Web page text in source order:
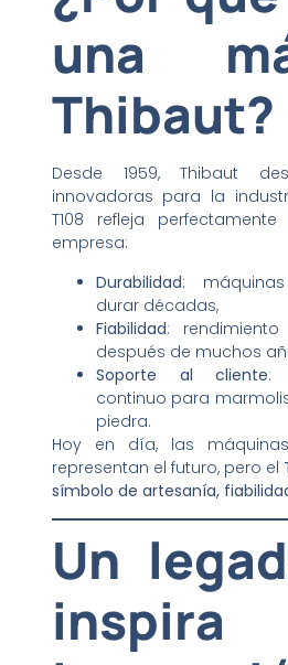
una
Thibaut?
Desde 1959, Thibaut
innovadoras para la
T108 refleja
empresa:
Durabilidad:
durar décadas,
Fiabilidad:
después de muchos
Soporte al cliente:
continuo para
piedra.
Hoy en día, las
representan el futuro, pero el
símbolo de artesanía,
Un
inspira